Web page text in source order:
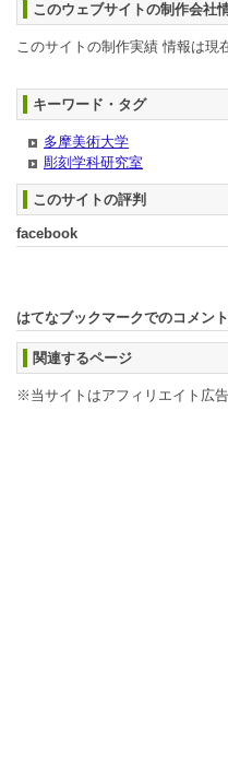
このウェブサイトの制作会社
このサイトの制作実績 情報は現
キーワード・タグ
多摩美術大学
彫刻学科研究室
このサイトの評判
facebook
はてなブックマークでのコメン
関連するページ
※当サイトはアフィリエイト広